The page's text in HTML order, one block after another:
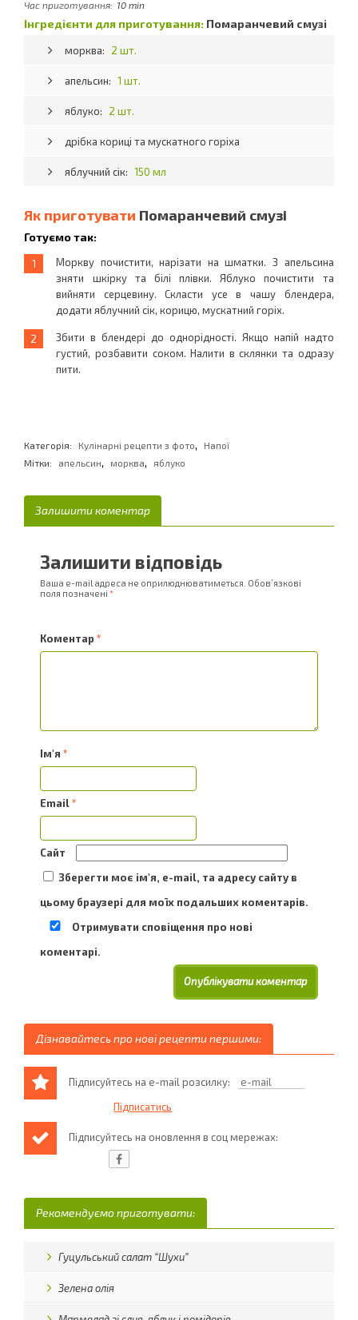
Час приготування: 10 min
Інгредієнти для приготування: Помаранчевий смузі
морква: 2 шт.
апельсин: 1 шт.
яблуко: 2 шт.
дрібка кориці та мускатного горіха
яблучний сік: 150 мл
Як приготувати Помаранчевий смузі
Готуємо так:
Моркву почистити, нарізати на шматки. З апельсина
зняти шкірку та білі плівки. Яблуко почистити та
вийняти серцевину. Скласти усе в чашу блендера,
додати яблучний сік, корицю, мускатний горіх.
Збити в блендері до однорідності. Якщо напій надто
густий, розбавити соком. Налити в склянки та одразу
пити.
Категорія: Кулінарні рецепти з фото,
Напої
Мітки:
апельсин, морква, яблуко
Залишити коментар
Залишити відповідь
Ваша e-mail адреса не оприлюднюватиметься. Обов’язкові
поля позначені *
Коментар *
Ім'я *
Email*
Сайт
Зберегти моє ім'я, e-mail, та адресу сайту в
цьому браузері для моїх подальших коментарів.
Отримувати сповіщення про нові
коментарі.
Дізнавайтесь про нові рецепти першими:
Підписуйтесь на e-mail розсилку:
Підписуйтесь на оновлення в соц мережах:
Рекомендуємо приготувати:
Гуцульський салат “Шухи”
Зелена олія